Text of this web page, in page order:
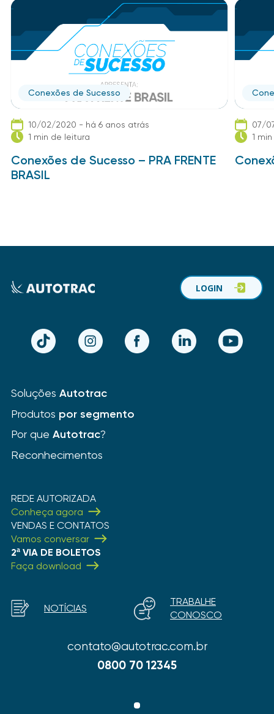
Conexões de Sucesso
10/02/2020 - há 6 anos atrás
1 min de leitura
Conexões de Sucesso – PRA FRENTE
BRASIL
07/
1
TikTok Instagram Facebook LinkedIn YouTube
LOGIN
Soluções Autotrac
Produtos por segmento
Por que Autotrac?
Reconhecimentos
REDE AUTORIZADA
Conheça agora
VENDAS E CONTATOS
Vamos conversar
2ª VIA DE BOLETOS
Faça download
contato@autotrac.com.br
0800 70 12345
NOTÍCIAS
TRABALHE
CONOSCO